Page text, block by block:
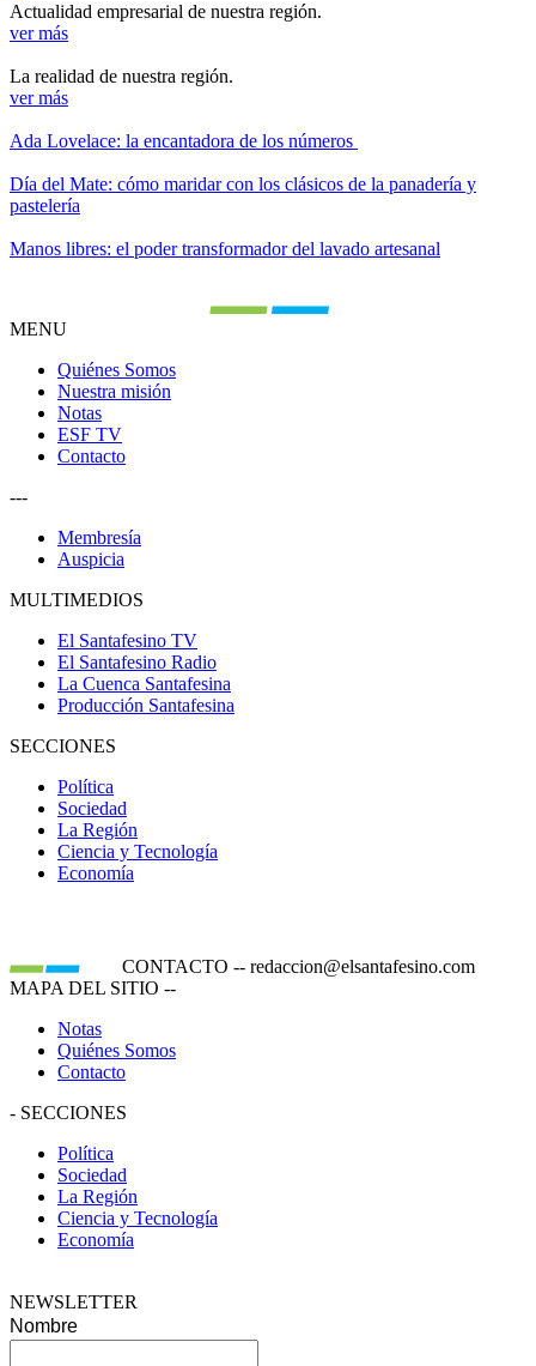
Actualidad empresarial de nuestra región.
ver más
La realidad de nuestra región.
ver más
Ada Lovelace: la encantadora de los números
Día del Mate: cómo maridar con los clásicos de la panadería y
pastelería
Manos libres: el poder transformador del lavado artesanal
MENU
Quiénes Somos
Nuestra misión
Notas
ESF TV
Contacto
---
Membresía
Auspicia
MULTIMEDIOS
El Santafesino TV
El Santafesino Radio
La Cuenca Santafesina
Producción Santafesina
SECCIONES
Política
Sociedad
La Región
Ciencia y Tecnología
Economía
CONTACTO -- redaccion@elsantafesino.com
MAPA DEL SITIO --
Notas
Quiénes Somos
Contacto
- SECCIONES
Política
Sociedad
La Región
Ciencia y Tecnología
Economía
NEWSLETTER
Nombre